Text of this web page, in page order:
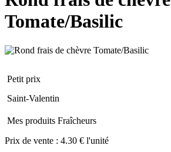
Tomate/Basilic
Petit prix
Saint-Valentin
Mes produits Fraîcheurs
Prix de vente : 4.30 € l'unité